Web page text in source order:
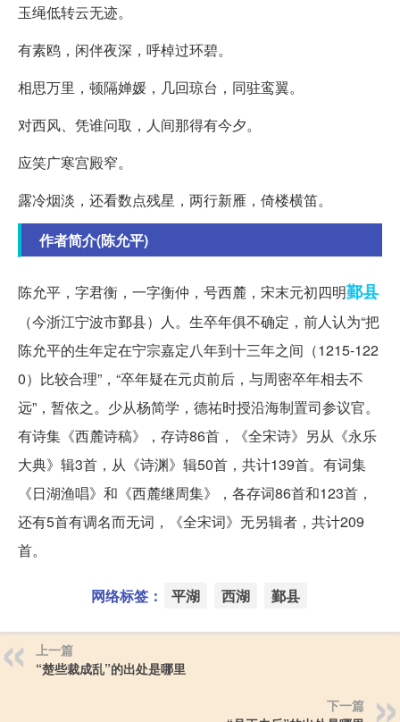
玉绳低转云无迹。
有素鸥，闲伴夜深，呼棹过环碧。
相思万里，顿隔婵媛，几回琼台，同驻鸾翼。
对西风、凭谁问取，人间那得有今夕。
应笑广寒宫殿窄。
露冷烟淡，还看数点残星，两行新雁，倚楼横笛。
作者简介(陈允平)
陈允平，字君衡，一字衡仲，号西麓，宋末元初四明鄞县
（今浙江宁波市鄞县）人。生卒年俱不确定，前人认为“把
陈允平的生年定在宁宗嘉定八年到十三年之间（1215-122
0）比较合理”，“卒年疑在元贞前后，与周密卒年相去不
远”，暂依之。少从杨简学，德祐时授沿海制置司参议官。
有诗集《西麓诗稿》，存诗86首，《全宋诗》另从《永乐
大典》辑3首，从《诗渊》辑50首，共计139首。有词集
《日湖渔唱》和《西麓继周集》，各存词86首和123首，
还有5首有调名而无词，《全宋词》无另辑者，共计209
首。
网络标签： 平湖 西湖 鄞县
上一篇
“楚些裁成乱”的出处是哪里
下一篇